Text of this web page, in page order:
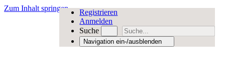
Zum Inhalt springen
Registrieren
Anmelden
Suche
Navigation ein-/ausblenden